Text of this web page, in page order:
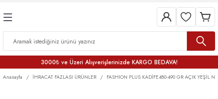
3000₺ ve Üzeri Alışverişlerinizde KARGO BEDAVA!
Anasayfa İHRACAT FAZLASI ÜRÜNLER FASHION PLUS KADİFE480-490 GR AÇIK YEŞİL